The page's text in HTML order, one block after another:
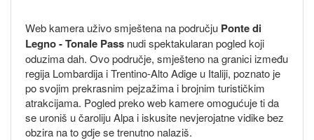
Web kamera uživo smještena na području Ponte di
Legno - Tonale Pass nudi spektakularan pogled koji
oduzima dah. Ovo područje, smješteno na granici između
regija Lombardija i Trentino-Alto Adige u Italiji, poznato je
po svojim prekrasnim pejzažima i brojnim turističkim
atrakcijama. Pogled preko web kamere omogućuje ti da
se uroniš u čaroliju Alpa i iskusite nevjerojatne vidike bez
obzira na to gdje se trenutno nalaziš.